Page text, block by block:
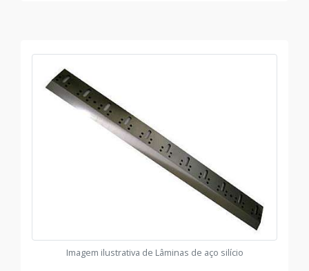
Imagem ilustrativa de Lâminas de aço silício